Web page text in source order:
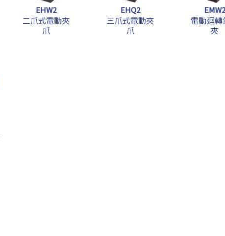
EHW2
二爪式電動夾
爪
EHQ2
三爪式電動夾
爪
EMW2
電動迴轉
夾